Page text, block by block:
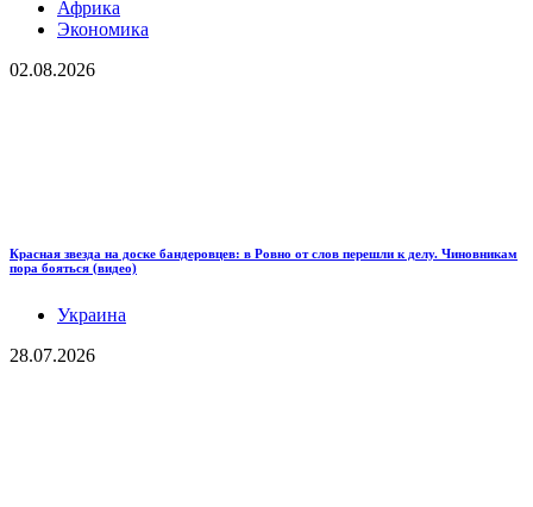
Африка
Экономика
02.08.2026
Красная звезда на доске бандеровцев: в Ровно от слов перешли к делу. Чиновникам
пора бояться (видео)
Украина
28.07.2026